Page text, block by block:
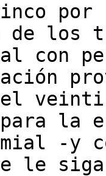
por
de los
con
la
-y
le